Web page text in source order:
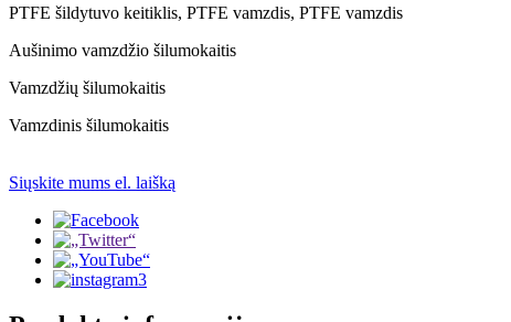
PTFE šildytuvo keitiklis, PTFE vamzdis, PTFE vamzdis
Aušinimo vamzdžio šilumokaitis
Vamzdžių šilumokaitis
Vamzdinis šilumokaitis
Siųskite mums el. laišką